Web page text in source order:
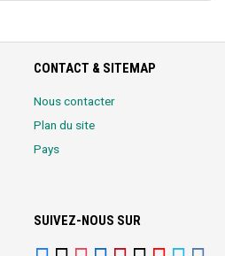
CONTACT & SITEMAP
Nous contacter
Plan du site
Pays
SUIVEZ-NOUS SUR